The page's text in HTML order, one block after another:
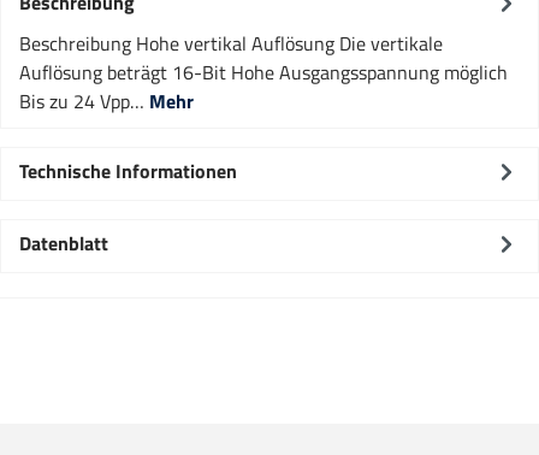
Beschreibung Hohe vertikal Auflösung Die vertikale
Auflösung beträgt 16-Bit Hohe Ausgangsspannung möglich
Bis zu 24 Vpp… Mehr
Technische Informationen
Datenblatt